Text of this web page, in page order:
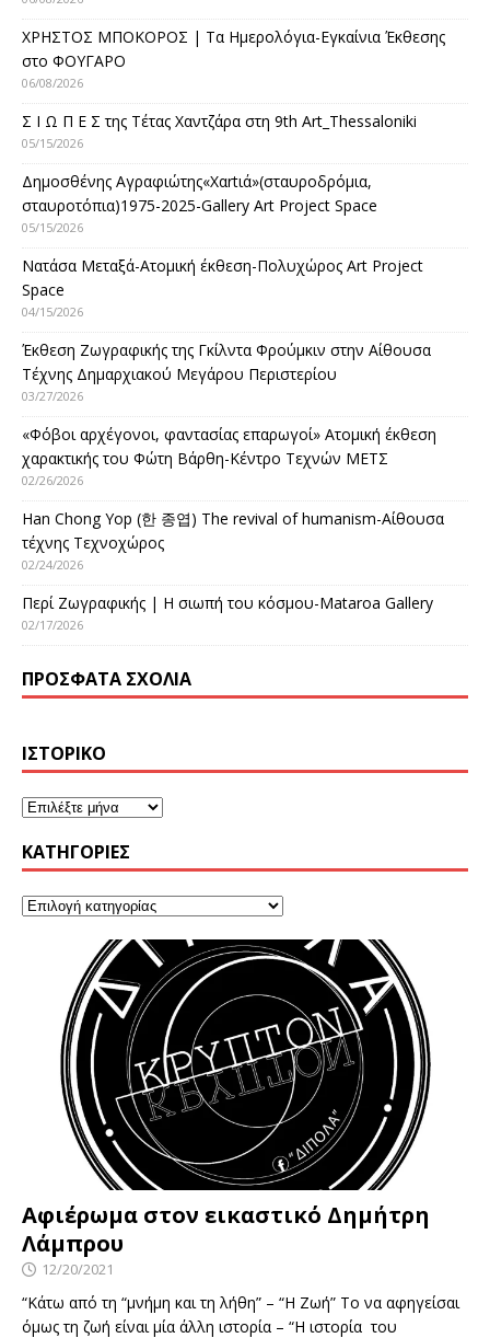
ΧΡΗΣΤΟΣ ΜΠΟΚΟΡΟΣ | Τα Ημερολόγια-Εγκαίνια Έκθεσης
στο ΦΟΥΓΑΡΟ
06/08/2026
Σ Ι Ω Π Ε Σ της Τέτας Χαντζάρα στη 9th Art_Thessaloniki
05/15/2026
Δημοσθένης Αγραφιώτης«Xαrtιά»(σταυροδρόμια,
σταυροτόπια)1975-2025-Gallery Art Project Space
05/15/2026
Νατάσα Μεταξά-Ατομική έκθεση-Πολυχώρος Art Project
Space
04/15/2026
Έκθεση Ζωγραφικής της Γκίλντα Φρούμκιν στην Αίθουσα
Τέχνης Δημαρχιακού Μεγάρου Περιστερίου
03/27/2026
«Φόβοι αρχέγονοι, φαντασίας επαρωγοί» Ατομική έκθεση
χαρακτικής του Φώτη Βάρθη-Κέντρο Τεχνών ΜΕΤΣ
02/26/2026
Han Chong Yop (한 종엽) The revival of humanism-Αίθουσα
τέχνης Τεχνοχώρος
02/24/2026
Περί Ζωγραφικής | Η σιωπή του κόσμου-Mataroa Gallery
02/17/2026
ΠΡΌΣΦΑΤΑ ΣΧΌΛΙΑ
ΙΣΤΟΡΙΚΌ
KΑΤΗΓΟΡΊΕΣ
Αφιέρωμα στον εικαστικό Δημήτρη
Λάμπρου
12/20/2021
“Κάτω από τη “μνήμη και τη λήθη” – “Η Ζωή” Το να αφηγείσαι
όμως τη ζωή είναι μία άλλη ιστορία – “Η ιστορία του